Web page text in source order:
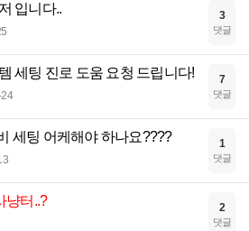
입니다.. 3
댓글
세팅 진로 도움 요청 드립니다! 7
댓글
세팅 어케해야 하나요???? 1
댓글
냥터..? 2
댓글